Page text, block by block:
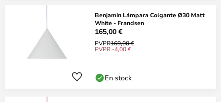
Benjamin Lámpara Colgante Ø30 Matt
White - Frandsen
165,00 €
PVPR169,00 €
PVPR -4,00 €
En stock